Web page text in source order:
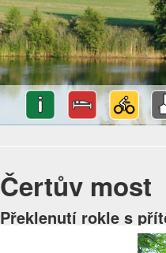
Čertův most
Překlenutí rokle s